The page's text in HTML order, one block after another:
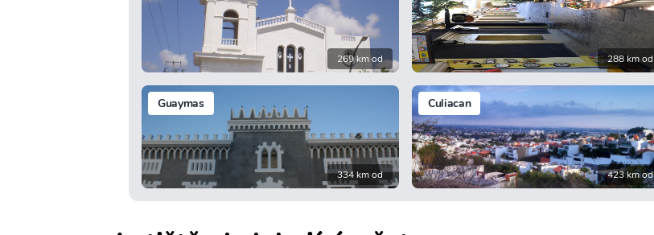
269 km od 288 km od
Guaymas
334 km od
Culiacan
423 km od